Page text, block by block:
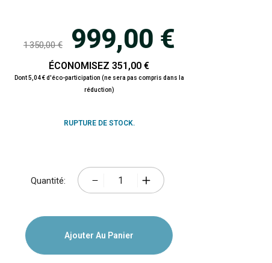
1 350,00 € 999,00 €
ÉCONOMISEZ 351,00 €
Dont 5,04 € d'éco-participation (ne sera pas compris dans la
réduction)
RUPTURE DE STOCK.
Quantité:
Ajouter Au Panier